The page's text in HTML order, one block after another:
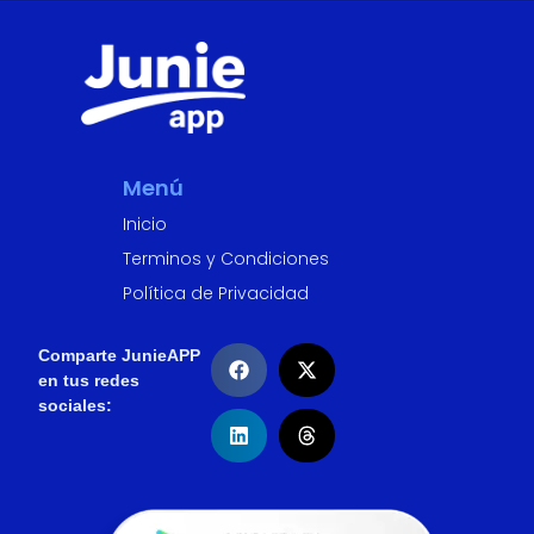
Menú
Inicio
Terminos y Condiciones
Política de Privacidad
Comparte JunieAPP
en tus redes
sociales: